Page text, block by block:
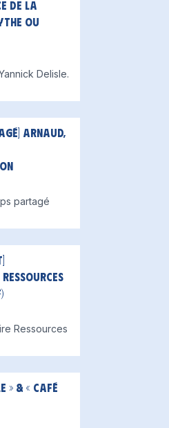
de la
ou
Delisle.
Arnaud,
partagé
Ressources
» & « Café